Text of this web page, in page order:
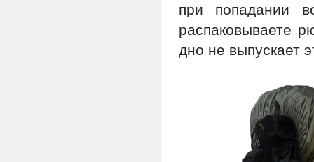
при попадании
распаковываете
дно не выпускает